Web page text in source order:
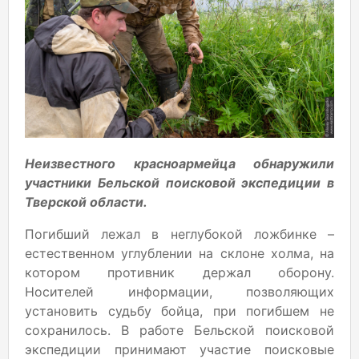
Неизвестного красноармейца обнаружили
участники Бельской поисковой экспедиции в
Тверской области.
Погибший лежал в неглубокой ложбинке –
естественном углублении на склоне холма, на
котором противник держал оборону.
Носителей информации, позволяющих
установить судьбу бойца, при погибшем не
сохранилось. В работе Бельской поисковой
экспедиции принимают участие поисковые